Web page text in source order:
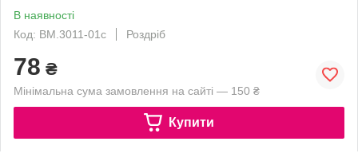
В наявності
Код: BM.3011-01c
Роздріб
78 ₴
Мінімальна сума замовлення на сайті — 150 ₴
Купити